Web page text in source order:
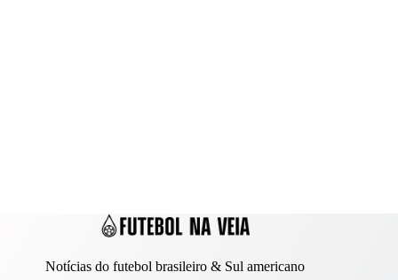
Notícias do futebol brasileiro & Sul americano